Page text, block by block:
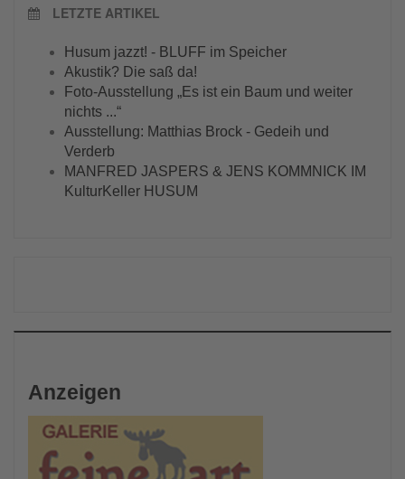
LETZTE ARTIKEL
Husum jazzt! - BLUFF im Speicher
Akustik? Die saß da!
Foto-Ausstellung „Es ist ein Baum und weiter
nichts ...“
Ausstellung: Matthias Brock - Gedeih und
Verderb
MANFRED JASPERS & JENS KOMMNICK IM
KulturKeller HUSUM
Anzeigen